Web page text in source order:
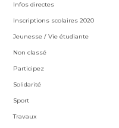
Infos directes
Inscriptions scolaires 2020
Jeunesse / Vie étudiante
Non classé
Participez
Solidarité
Sport
Travaux